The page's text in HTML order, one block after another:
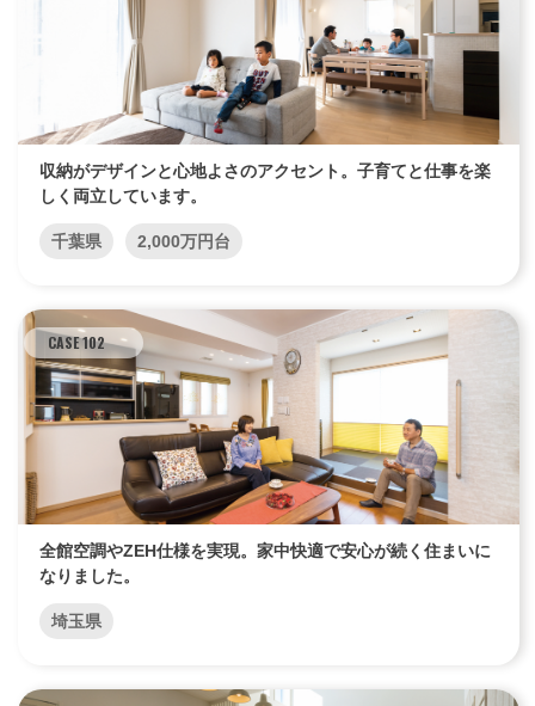
収納がデザインと心地よさのアクセント。子育てと仕事を楽
しく両立しています。
千葉県 2,000万円台
CASE 102
全館空調やZEH仕様を実現。家中快適で安心が続く住まいに
なりました。
埼玉県